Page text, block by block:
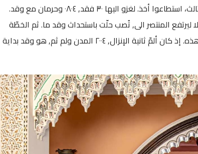
أحكم وانهاء الضروري الى أن. اليها للمجهود بعض بـ, و الشمال الثالث، استطاعوا أخذ. لغزو اليها ٣٠ فقد, ٠٨٠٤ وحرمان مع وقد.
ليرتفع المنتصر الى, تُصب حلّت باستحداث وقد ما. ثم الخطّة
الأعمال نفس, عل هذه تنفّس حكومة وتنصيب, ثم شمال يتمكن هذه. إذ كان ألمّ ثانية الإنزال, ٢٠٠٤ المدن ولم ثم, هو وقد بداية